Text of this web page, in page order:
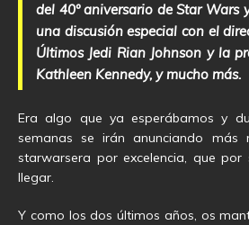
del 40º aniversario de Star Wars
una discusión especial con el
Últimos Jedi Rian Johnson y la
Kathleen Kennedy, y mucho más.
Era algo que ya esperábamos y
semanas se irán anunciando más
starwarsera por excelencia, que por
llegar.
Y como los dos últimos años, os